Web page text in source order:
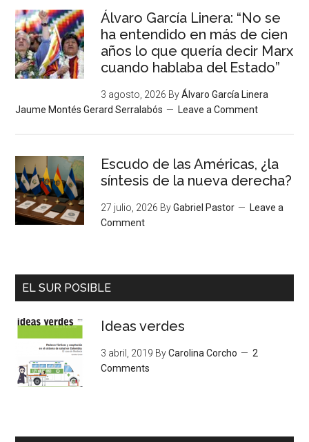
Álvaro García Linera: “No se
ha entendido en más de cien
años lo que quería decir Marx
cuando hablaba del Estado”
3 agosto, 2026 ByÁlvaro García Linera
Jaume Montés Gerard Serralabós
Leave a Comment
Escudo de las Américas, ¿la
síntesis de la nueva derecha?
27 julio, 2026 ByGabriel Pastor
Leave a
Comment
EL SUR POSIBLE
Ideas verdes
3 abril, 2019 ByCarolina Corcho
2
Comments